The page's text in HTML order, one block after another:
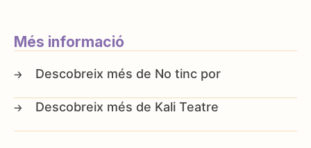
Més informació
No tinc por
Kali Teatre